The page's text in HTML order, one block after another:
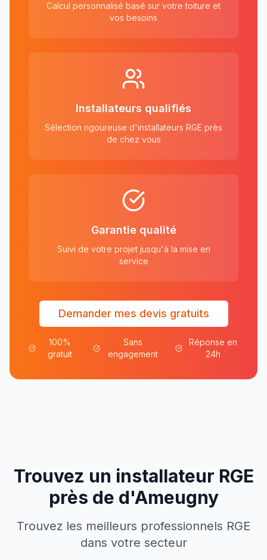
Calcul personnalisé basé sur votre toiture et
vos besoins
Installateurs qualifiés
Sélection rigoureuse d'installateurs RGE près
de chez vous
Garantie qualité
Suivi de votre projet jusqu'à la mise en
service
Demander mes devis gratuits
100%
gratuit
Sans
engagement
Réponse en
24h
Trouvez un installateur RGE
près de d'Ameugny
Trouvez les meilleurs professionnels RGE
dans votre secteur